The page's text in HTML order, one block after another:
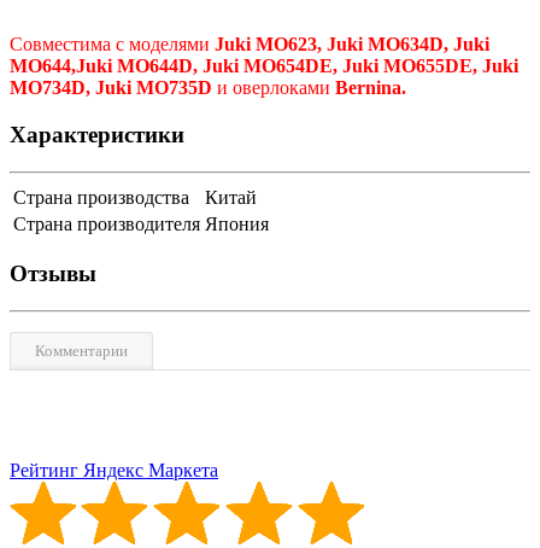
Совместима с моделями Juki MO623, Juki MO634D, Juki
MO644,Juki MO644D, Juki MO654DE, Juki MO655DE, Juki
MO734D, Juki MO735D и оверлоками Bernina.
Характеристики
Страна производства
Китай
Страна производителя Япония
Отзывы
Комментарии
Рейтинг Яндекс Маркета